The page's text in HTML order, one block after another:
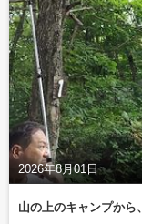
2026年8月01日
山の上のキャンプか